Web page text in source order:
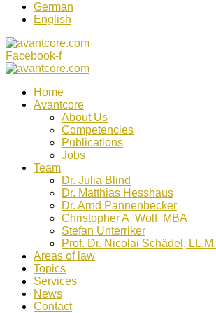
German
English
Facebook-f
Home
Avantcore
About Us
Competencies
Publications
Jobs
Team
Dr. Julia Blind
Dr. Matthias Hesshaus
Dr. Arnd Pannenbecker
Christopher A. Wolf, MBA
Stefan Unterriker
Prof. Dr. Nicolai Schädel, LL.M.
Areas of law
Topics
Services
News
Contact